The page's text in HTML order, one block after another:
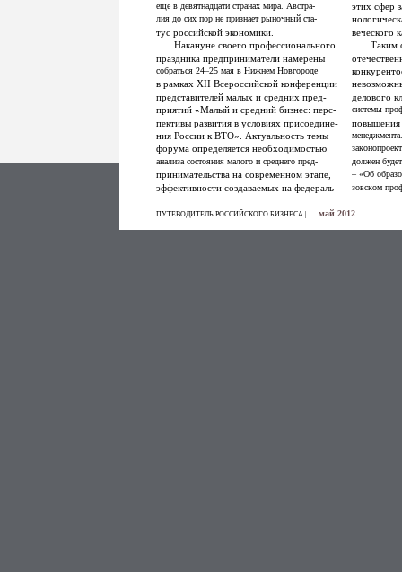
ПУТЕВОДИТЕЛЬ РОССИЙСКОГО БИЗНЕСА | май 2012
еще в девятнадцати странах мира. Австра-
лия до сих пор не признает рыночный ста-
тус российской экономики.
Накануне своего профессионального
праздника предприниматели намерены
собраться 24–25 мая в Нижнем Новгороде
в рамках XII Всероссийской конференции
представителей малых и средних пред-
приятий «Малый и средний бизнес: перс-
пективы развития в условиях присоедине-
ния России к ВТО». Актуальность темы
форума определяется необходимостью
анализа состояния малого и среднего пред-
принимательства на современном этапе,
эффективности создаваемых на федераль-
этих сфер
веческого
Таким
делового
системы
повышения
должен
– «Об
зовском